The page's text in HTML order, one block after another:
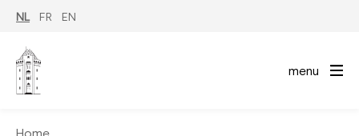
inhoud
gaan
NL FR EN
menu